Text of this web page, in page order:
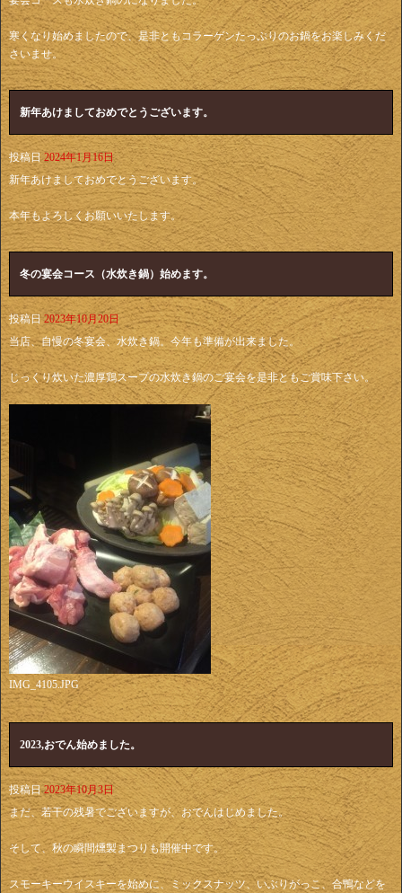
寒くなり始めましたので、是非ともコラーゲンたっぷりのお鍋をお楽しみくだ
さいませ。
新年あけましておめでとうございます。
投稿日 2024年1月16日
新年あけましておめでとうございます。
本年もよろしくお願いいたします。
冬の宴会コース（水炊き鍋）始めます。
投稿日 2023年10月20日
当店、自慢の冬宴会、水炊き鍋。今年も準備が出来ました。
じっくり炊いた濃厚鶏スープの水炊き鍋のご宴会を是非ともご賞味下さい。
IMG_4105.JPG
2023,おでん始めました。
投稿日 2023年10月3日
まだ、若干の残暑でございますが、おでんはじめました。
そして、秋の瞬間燻製まつりも開催中です。
スモーキーウイスキーを始めに、ミックスナッツ、いぶりがっこ、合鴨などを